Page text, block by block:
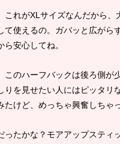
これがXLサイズなんだから、
て使えるの。ガバッと広がら
ら安心してね。
このハーフバックは後ろ側が
りを見せたい人にはピッタリ
たけど、めっちゃ興奮しちゃ
ったかな？モアアップスティ